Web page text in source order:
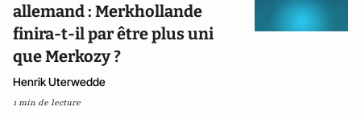
allemand : Merkhollande
finira-t-il par être plus uni
que Merkozy ?
Henrik Uterwedde
1 min de lecture